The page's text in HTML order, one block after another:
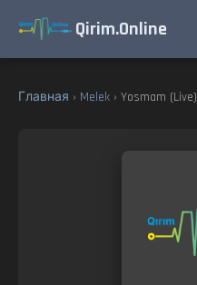
Qirim.Online
Главная › Melek › Yosmam (Live)